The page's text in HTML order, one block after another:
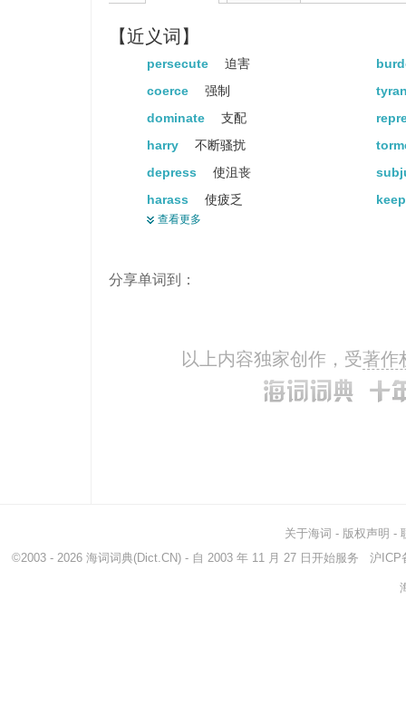
【近义词】
persecute 迫害
coerce
强制
dominate
支配
harry
不断骚扰
depress
使沮丧
harass
使疲乏
afflict
使苦恼
weigh
crush
压碎
讨价过高
pain
痛苦
查看更多
分享单词到：
以上内容独家创作，受著作
关于海词 - 版权声明 -
©2003 - 2026 海词词典(Dict.CN) - 自 2003 年 11 月 27 日开始服务 沪ICP